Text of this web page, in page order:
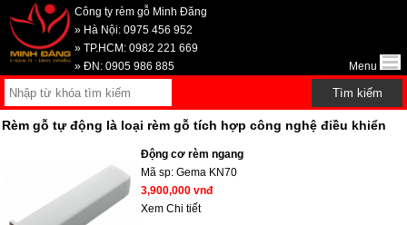
Công ty rèm gỗ Minh Đăng
» Hà Nội: 0975 456 952
» TP.HCM: 0982 221 669
» ĐN: 0905 986 885
Menu
Rèm gỗ tự động là loại rèm gỗ tích hợp công nghệ điều khiển
Động cơ rèm ngang
Mã sp: Gema KN70
3,900,000 vnđ
Xem Chi tiết